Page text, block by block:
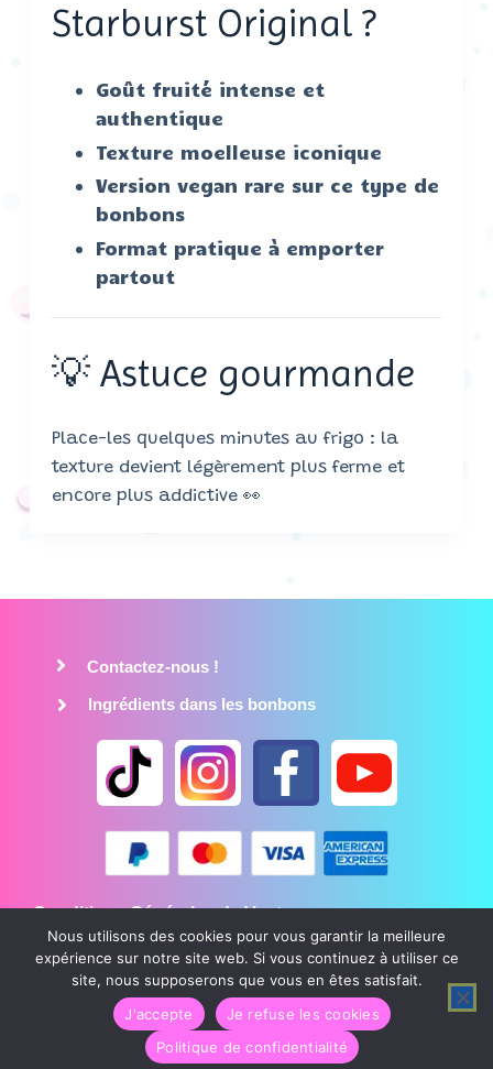
Starburst Original ?
Goût fruité intense et
authentique
Texture moelleuse iconique
Version vegan rare sur ce type de
bonbons
Format pratique à emporter
partout
💡 Astuce gourmande
Place-les quelques minutes au frigo : la
texture devient légèrement plus ferme et
encore plus addictive 👀
Contactez-nous !
Ingrédients dans les bonbons
Conditions Générales de Vente
Mentions légales
Politique de confidentialité
CandyCrazy © Tous droits réservés
Nous utilisons des cookies pour vous garantir la meilleure
expérience sur notre site web. Si vous continuez à utiliser ce
site, nous supposerons que vous en êtes satisfait.
J'accepte
Je refuse les cookies
Politique de confidentialité